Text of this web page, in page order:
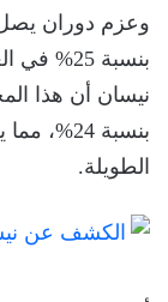
نيسان أن هذا
بنسبة
الطويلة.